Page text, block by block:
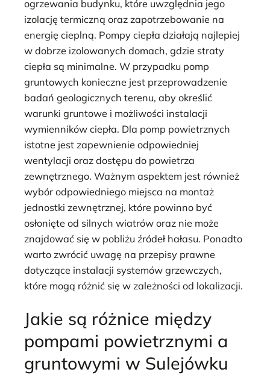
ogrzewania budynku, które uwzględnia jego
izolację termiczną oraz zapotrzebowanie na
energię cieplną. Pompy ciepła działają najlepiej
w dobrze izolowanych domach, gdzie straty
ciepła są minimalne. W przypadku pomp
gruntowych konieczne jest przeprowadzenie
badań geologicznych terenu, aby określić
warunki gruntowe i możliwości instalacji
wymienników ciepła. Dla pomp powietrznych
istotne jest zapewnienie odpowiedniej
wentylacji oraz dostępu do powietrza
zewnętrznego. Ważnym aspektem jest również
wybór odpowiedniego miejsca na montaż
jednostki zewnętrznej, które powinno być
osłonięte od silnych wiatrów oraz nie może
znajdować się w pobliżu źródeł hałasu. Ponadto
warto zwrócić uwagę na przepisy prawne
dotyczące instalacji systemów grzewczych,
które mogą różnić się w zależności od lokalizacji.
Jakie są różnice między
pompami powietrznymi a
gruntowymi w Sulejówku